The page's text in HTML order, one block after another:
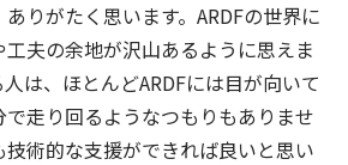
りがたく思います。ARDFの世界に
夫の余地が沢山あるように思えま
は、ほとんどARDFには目が向いて
走り回るようなつもりもありませ
術的な支援ができれば良いと思い